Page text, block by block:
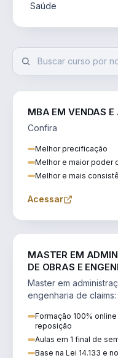
Saúde
MBA EM VENDAS
Confira
Melhor precificação
Melhor e maior poder
Melhor e mais
Acessar
MASTER EM
DE OBRAS E
Master em
engenharia de
Formação 100%
reposição
Aulas em 1 final de
Base na Lei 14.133 e